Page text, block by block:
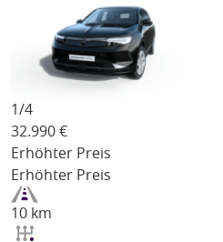
1/4
32.990 €
Erhöhter Preis
Erhöhter Preis
10 km